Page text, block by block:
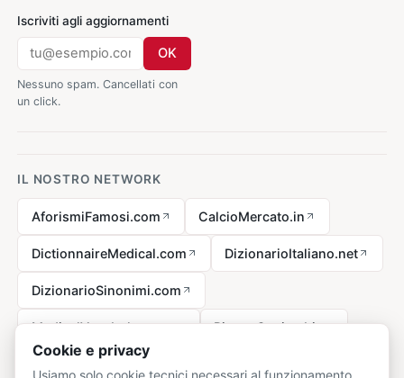
Iscriviti agli aggiornamenti
OK
Nessuno spam. Cancellati con
un click.
IL NOSTRO NETWORK
AforismiFamosi.com CalcioMercato.in
DictionnaireMedical.com DizionarioItaliano.net
DizionarioSinonimi.com
MedicalVocabulary.org RicetteCucina.biz
Cookie e privacy
Usiamo solo cookie tecnici necessari al funzionamento